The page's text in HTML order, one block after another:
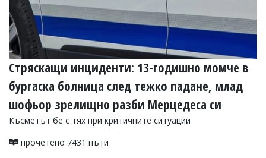
Стряскащи инциденти: 13-годишно момче в
бургаска болница след тежко падане, млад
шофьор зрелищно разби Мерцедеса си
Късметът бе с тях при критичните ситуации
прочетено 7431 пъти